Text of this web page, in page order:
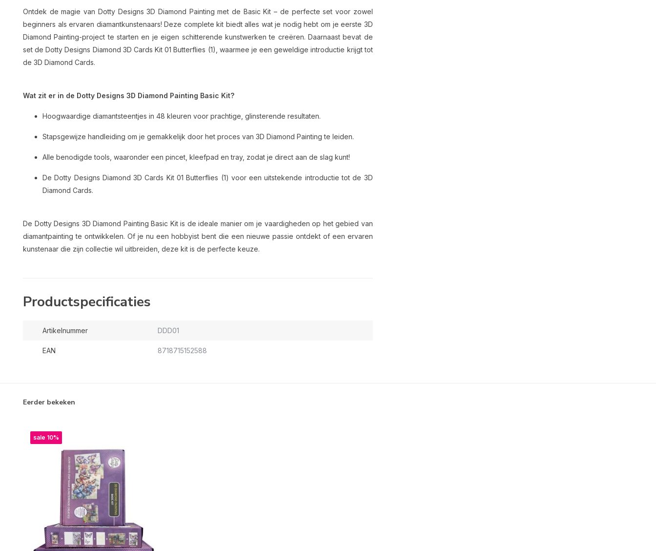
Ontdek de magie van Dotty Designs 3D Diamond Painting met de Basic Kit – de perfecte set voor zowel
beginners als ervaren diamantkunstenaars! Deze complete kit biedt alles wat je nodig hebt om je eerste 3D
Diamond Painting-project te starten en je eigen schitterende kunstwerken te creëren. Daarnaast bevat de
set de Dotty Designs Diamond 3D Cards Kit 01 Butterflies (1), waarmee je een geweldige introductie krijgt tot
de 3D Diamond Cards.
Wat zit er in de Dotty Designs 3D Diamond Painting Basic Kit?
Hoogwaardige diamantsteentjes in 48 kleuren voor prachtige, glinsterende resultaten.
Stapsgewijze handleiding om je gemakkelijk door het proces van 3D Diamond Painting te leiden.
Alle benodigde tools, waaronder een pincet, kleefpad en tray, zodat je direct aan de slag kunt!
De Dotty Designs Diamond 3D Cards Kit 01 Butterflies (1) voor een uitstekende introductie tot de 3D
Diamond Cards.
De Dotty Designs 3D Diamond Painting Basic Kit is de ideale manier om je vaardigheden op het gebied van
diamantpainting te ontwikkelen. Of je nu een hobbyist bent die een nieuwe passie ontdekt of een ervaren
kunstenaar die zijn collectie wil uitbreiden, deze kit is de perfecte keuze.
Productspecificaties
Artikelnummer DDD01
EAN 8718715152588
Eerder bekeken
sale 10%